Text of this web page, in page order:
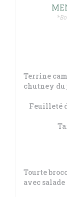
Terrine
chutney
Feuilleté
Tourte
avec salade